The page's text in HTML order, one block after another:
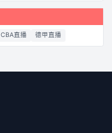
CBA直播 德甲直播